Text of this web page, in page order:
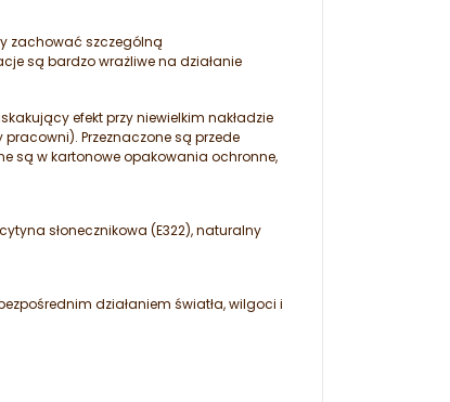
zachować szczególną
są bardzo wrażliwe na działanie
efekt przy niewielkim nakładzie
Przeznaczone są przede
są w kartonowe opakowania ochronne,
słonecznikowa (E322), naturalny
działaniem światła, wilgoci i